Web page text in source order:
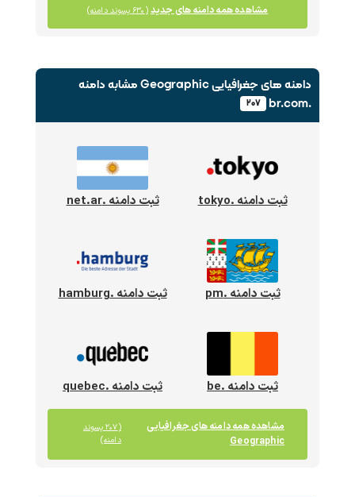
مشاهده همه دامنه های جدید (۶۳۰ پسوند دامنه)
دامنه های جغرافیایی Geographic
مشابه دامنه
.br.com
۲۰۷
ثبت دامنه .tokyo ثبت دامنه .net.ar
ثبت دامنه .pm ثبت دامنه .hamburg
ثبت دامنه .be ثبت دامنه .quebec
مشاهده همه دامنه های جغرافیایی
Geographic
(۲۰۷ پسوند
دامنه)